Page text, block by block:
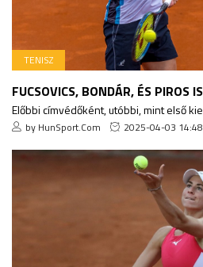
TENISZ
FUCSOVICS, BONDÁR, ÉS PIROS
Előbbi címvédőként, utóbbi, mint első
by HunSport.Com 2025-04-03 14:48